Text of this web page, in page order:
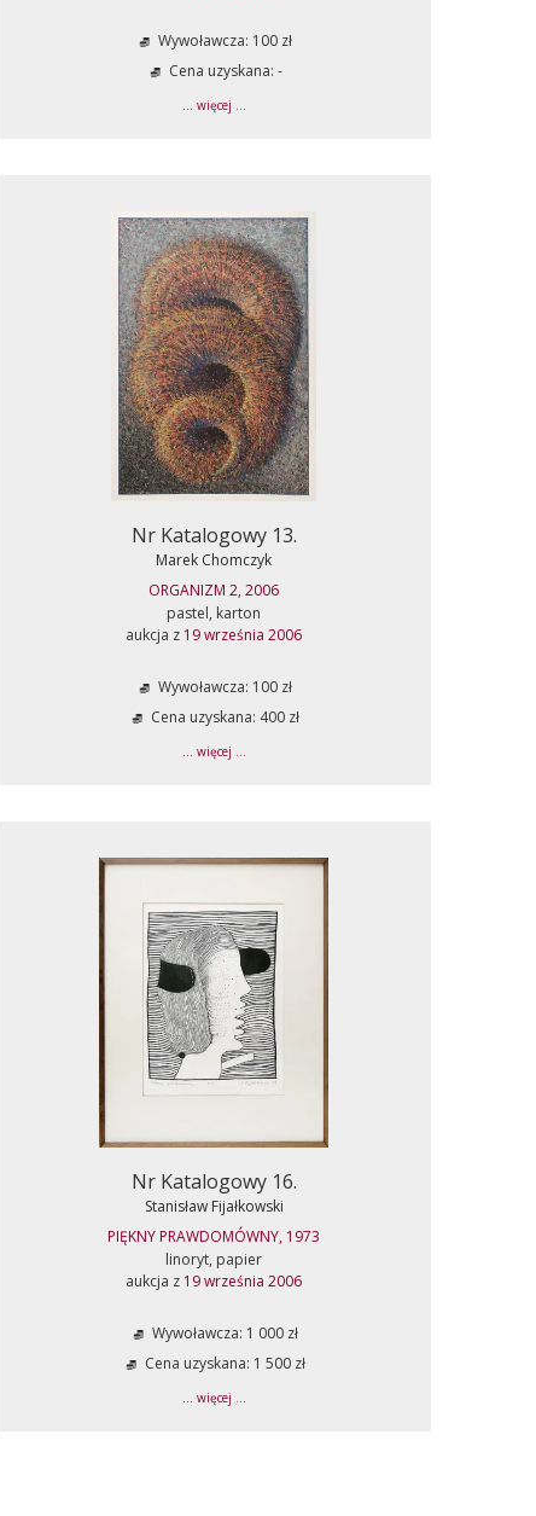
Wywoławcza: 100 zł
Cena uzyskana: -
... więcej ...
Nr Katalogowy 13.
Marek Chomczyk
ORGANIZM 2, 2006
pastel, karton
aukcja z 19 września 2006
Wywoławcza: 100 zł
Cena uzyskana: 400 zł
... więcej ...
Nr Katalogowy 16.
Stanisław Fijałkowski
PIĘKNY PRAWDOMÓWNY, 1973
linoryt, papier
aukcja z 19 września 2006
Wywoławcza: 1 000 zł
Cena uzyskana: 1 500 zł
... więcej ...